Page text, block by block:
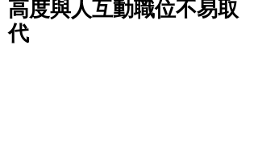
高度與人互動職位不易取
代